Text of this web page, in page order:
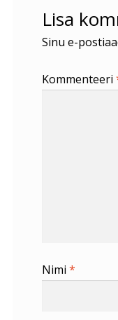
Lisa
Sinu e-
Kommenteeri
Nimi *